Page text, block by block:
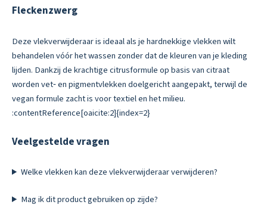
Fleckenzwerg
Deze vlekverwijderaar is ideaal als je hardnekkige vlekken wilt
behandelen vóór het wassen zonder dat de kleuren van je kleding
lijden. Dankzij de krachtige citrusformule op basis van citraat
worden vet‑ en pigmentvlekken doelgericht aangepakt, terwijl de
vegan formule zacht is voor textiel en het milieu.
:contentReference[oaicite:2]{index=2}
Veelgestelde vragen
Welke vlekken kan deze vlekverwijderaar verwijderen?
Mag ik dit product gebruiken op zijde?